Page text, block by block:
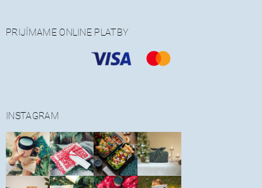
PRIJÍMAME ONLINE PLATBY
INSTAGRAM